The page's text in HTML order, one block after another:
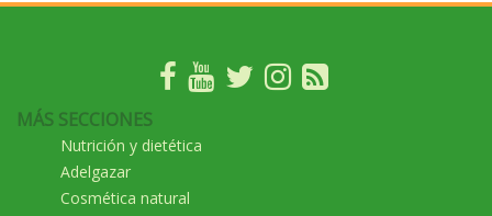
MÁS SECCIONES
Nutrición y dietética
Adelgazar
Cosmética natural